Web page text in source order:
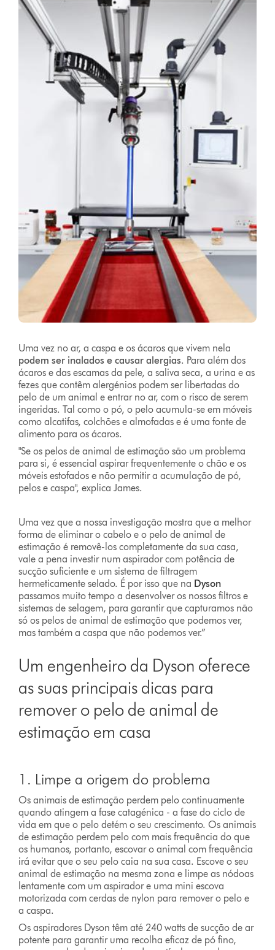
Uma vez no ar, a caspa e os ácaros que vivem nela
podem ser inalados e causar alergias. Para além dos
ácaros e das escamas da pele, a saliva seca, a urina e as
fezes que contêm alergénios podem ser libertadas do
pelo de um animal e entrar no ar, com o risco de serem
ingeridas. Tal como o pó, o pelo acumula-se em móveis
como alcatifas, colchões e almofadas e é uma fonte de
alimento para os ácaros.
"Se os pelos de animal de estimação são um problema
para si, é essencial aspirar frequentemente o chão e os
móveis estofados e não permitir a acumulação de pó,
pelos e caspa", explica James.
Uma vez que a nossa investigação mostra que a melhor
forma de eliminar o cabelo e o pelo de animal de
estimação é removê-los completamente da sua casa,
vale a pena investir num aspirador com potência de
sucção suficiente e um sistema de filtragem
hermeticamente selado. É por isso que na Dyson
passamos muito tempo a desenvolver os nossos filtros e
sistemas de selagem, para garantir que capturamos não
só os pelos de animal de estimação que podemos ver,
mas também a caspa que não podemos ver.”
Um engenheiro da Dyson oferece
as suas principais dicas para
remover o pelo de animal de
estimação em casa
1. Limpe a origem do problema
Os animais de estimação perdem pelo continuamente
quando atingem a fase catagénica - a fase do ciclo de
vida em que o pelo detém o seu crescimento. Os animais
de estimação perdem pelo com mais frequência do que
os humanos, portanto, escovar o animal com frequência
irá evitar que o seu pelo caia na sua casa. Escove o seu
animal de estimação na mesma zona e limpe as nódoas
lentamente com um aspirador e uma mini escova
motorizada com cerdas de nylon para remover o pelo e
a caspa.
Os aspiradores Dyson têm até 240 watts de sucção de ar
potente para garantir uma recolha eficaz de pó fino,